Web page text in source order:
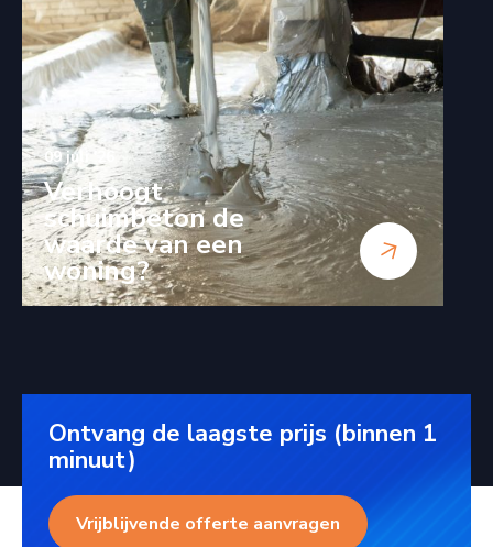
09 juli '26
Verhoogt
schuimbeton de
waarde van een
woning?
Ontvang de laagste prijs (binnen 1
minuut)
Vrijblijvende offerte aanvragen